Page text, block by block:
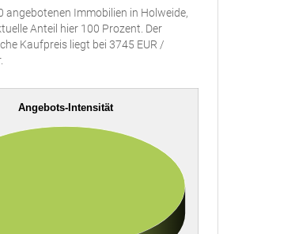
angebotenen Immobilien in Holweide,
Anteil hier 100 Prozent. Der
Kaufpreis liegt bei 3745 EUR /
Angebots-Intensität